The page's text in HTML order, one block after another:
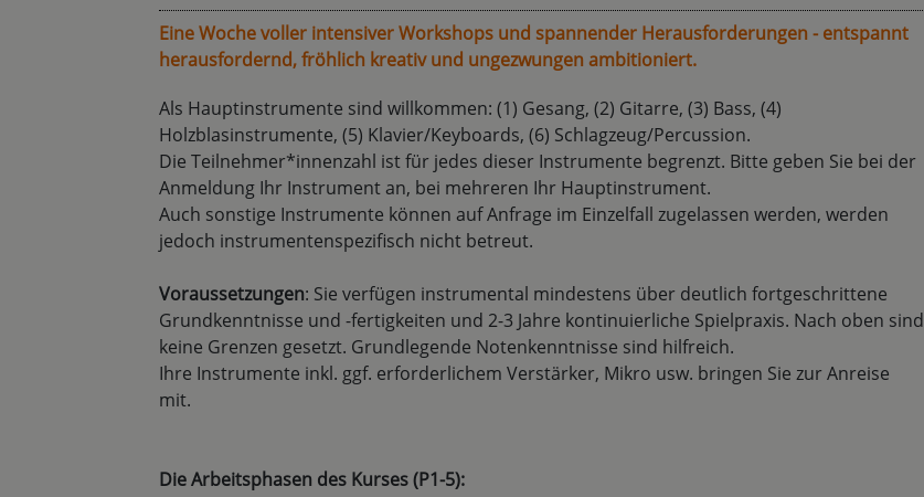
Eine Woche voller intensiver Workshops und spannender Herausforderungen - entspannt
herausfordernd, fröhlich kreativ und ungezwungen ambitioniert.
Als Hauptinstrumente sind willkommen: (1) Gesang, (2) Gitarre, (3) Bass, (4)
Holzblasinstrumente, (5) Klavier/Keyboards, (6) Schlagzeug/Percussion.
Die Teilnehmer*innenzahl ist für jedes dieser Instrumente begrenzt. Bitte geben Sie bei der
Anmeldung Ihr Instrument an, bei mehreren Ihr Hauptinstrument.
Auch sonstige Instrumente können auf Anfrage im Einzelfall zugelassen werden, werden
jedoch instrumentenspezifisch nicht betreut.
Voraussetzungen: Sie verfügen instrumental mindestens über deutlich fortgeschrittene
Grundkenntnisse und -fertigkeiten und 2-3 Jahre kontinuierliche Spielpraxis. Nach oben sind
keine Grenzen gesetzt. Grundlegende Notenkenntnisse sind hilfreich.
Ihre Instrumente inkl. ggf. erforderlichem Verstärker, Mikro usw. bringen Sie zur Anreise
mit.
Die Arbeitsphasen des Kurses (P1-5):